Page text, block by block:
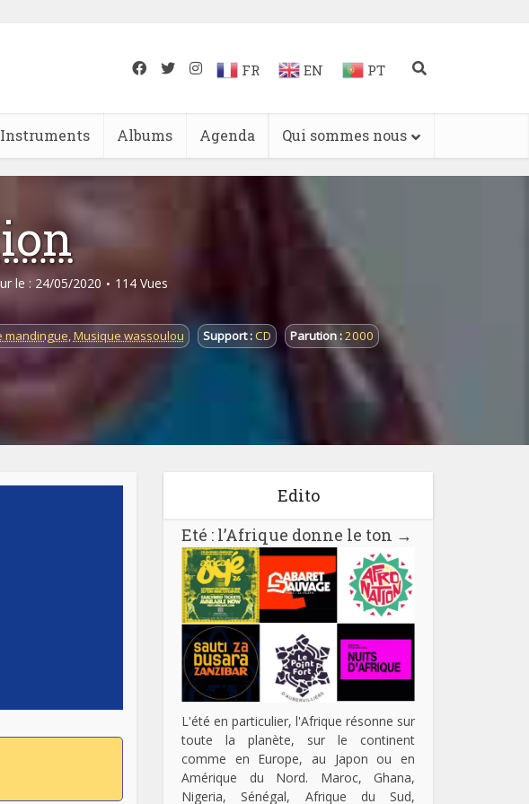
FR EN PT
Instruments Albums Agenda Qui sommes nous
le : 24/05/2020 114 Vues
mandingue,Musique wassoulou Support :CD Parution :2000
Edito
Eté : l’Afrique donne le ton →
L'été en particulier, l'Afrique résonne sur
toute la planète, sur le continent
comme en Europe, au Japon ou en
Amérique du Nord. Maroc, Ghana,
Nigeria, Sénégal, Afrique du Sud,